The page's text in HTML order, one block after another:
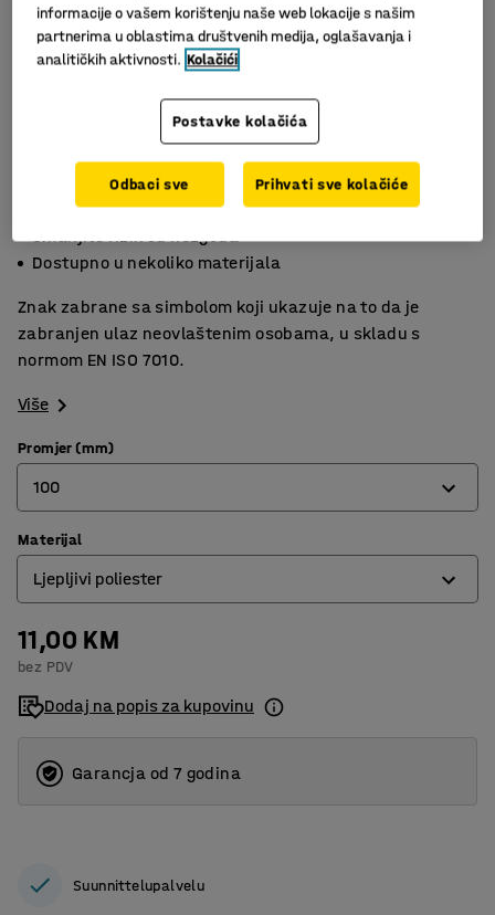
Slični proizvodi
EN ISO 7010
Smanjite rizik od nezgoda
Dostupno u nekoliko materijala
Znak zabrane sa simbolom koji ukazuje na to da je
zabranjen ulaz neovlaštenim osobama, u skladu s
normom EN ISO 7010.
Više
Promjer (mm)
100
100
200
Materijal
Ljepljivi poliester
Aluminij
Ljepljivi poliester
Polipropilen
11,00 KM
bez PDV
Dodaj na popis za kupovinu
Garancja od 7 godina
Suunnittelupalvelu
informacije o vašem korištenju naše web lokacije s našim
partnerima u oblastima društvenih medija, oglašavanja i
analitičkih aktivnosti. Kolačići
Postavke kolačića
Odbaci sve Prihvati sve kolačiće